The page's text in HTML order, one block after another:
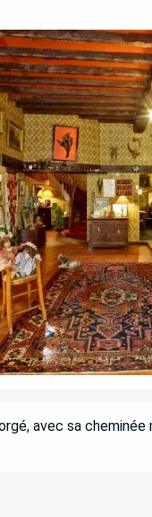
avec sa cheminée